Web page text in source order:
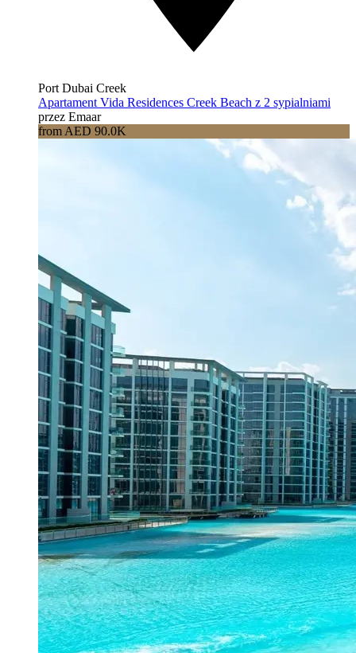
Port Dubai Creek
Apartament Vida Residences Creek Beach z 2 sypialniami
przez Emaar
from AED 90.0K